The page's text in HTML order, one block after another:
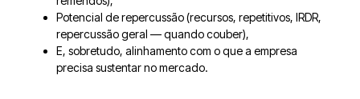
Potencial de repercussão (recursos, repetitivos, IRDR,
repercussão geral — quando couber),
E, sobretudo, alinhamento com o que a empresa
precisa sustentar no mercado.